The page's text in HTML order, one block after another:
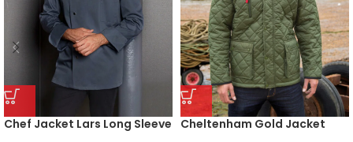
Chef Jacket Lars Long Sleeve Cheltenham Gold Jacket